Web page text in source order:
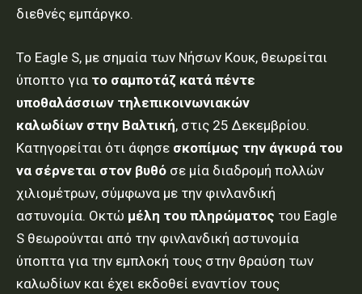
διεθνές εμπάργκο.
Το Eagle S, με σημαία των Νήσων Κουκ, θεωρείται
ύποπτο για το σαμποτάζ κατά πέντε
υποθαλάσσιων τηλεπικοινωνιακών
καλωδίων στην Βαλτική, στις 25 Δεκεμβρίου.
Κατηγορείται ότι άφησε σκοπίμως την άγκυρά του
να σέρνεται στον βυθό σε μία διαδρομή πολλών
χιλιομέτρων, σύμφωνα με την φινλανδική
αστυνομία. Οκτώ μέλη του πληρώματος του Eagle
S θεωρούνται από την φινλανδική αστυνομία
ύποπτα για την εμπλοκή τους στην θραύση των
καλωδίων και έχει εκδοθεί εναντίον τους